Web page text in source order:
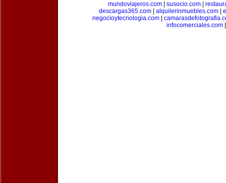
mundoviajeros.com| susocio.com|
descargas365.com| alquilerinmuebles.com|
negocioytecnologia.com
infocomerciales.com